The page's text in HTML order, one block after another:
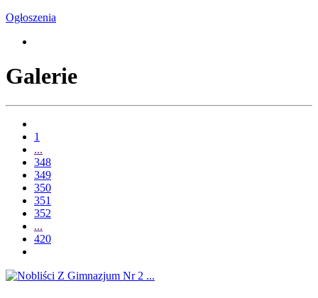
Ogłoszenia
Galerie
1
...
348
349
350
351
352
...
420